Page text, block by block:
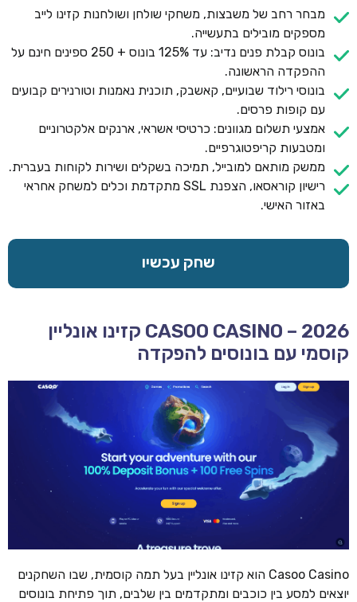
מבחר רחב של משבצות, משחקי שולחן ושולחנות קזינו לייב
מספקים מובילים בתעשייה.
בונוס קבלת פנים נדיב: עד 125% בונוס + 250 ספינים חינם על
ההפקדה הראשונה.
בונוסי רילוד שבועיים, קאשבק, תוכנית נאמנות וטורנירים קבועים
עם קופות פרסים.
אמצעי תשלום מגוונים: כרטיסי אשראי, ארנקים אלקטרוניים
ומטבעות קריפטוגרפיים.
ממשק מותאם למובייל, תמיכה בשקלים ושירות לקוחות בעברית.
רישיון קוראסאו, הצפנת SSL מתקדמת וכלים למשחק אחראי
באזור האישי.
שחק עכשיו
CASOO CASINO – 2026 קזינו אונליין
קוסמי עם בונוסים להפקדה
Casoo Casino הוא קזינו אונליין בעל תמה קוסמית, שבו השחקנים
יוצאים למסע בין כוכבים ומתקדמים בין שלבים, תוך פתיחת בונוסים